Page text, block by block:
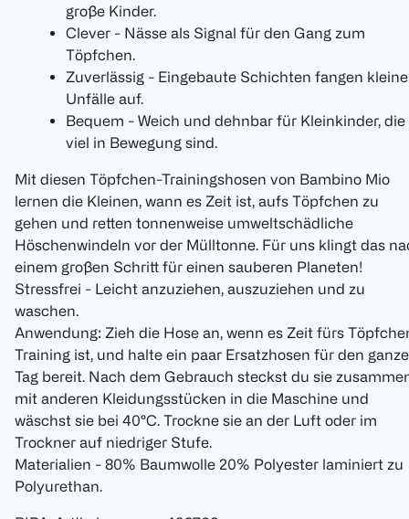
große Kinder.
Clever - Nässe als Signal für den Gang zum
Töpfchen.
Zuverlässig - Eingebaute Schichten fangen kleine
Unfälle auf.
Bequem - Weich und dehnbar für Kleinkinder, die
viel in Bewegung sind.
Mit diesen Töpfchen-Trainingshosen von Bambino Mio
lernen die Kleinen, wann es Zeit ist, aufs Töpfchen zu
gehen und retten tonnenweise umweltschädliche
Höschenwindeln vor der Mülltonne. Für uns klingt das
einem großen Schritt für einen sauberen Planeten!
Stressfrei - Leicht anzuziehen, auszuziehen und zu
waschen.
Anwendung: Zieh die Hose an, wenn es Zeit fürs
Training ist, und halte ein paar Ersatzhosen für den
Tag bereit. Nach dem Gebrauch steckst du sie
mit anderen Kleidungsstücken in die Maschine und
wäschst sie bei 40°C. Trockne sie an der Luft oder im
Trockner auf niedriger Stufe.
Materialien - 80% Baumwolle 20% Polyester laminiert zu
Polyurethan.